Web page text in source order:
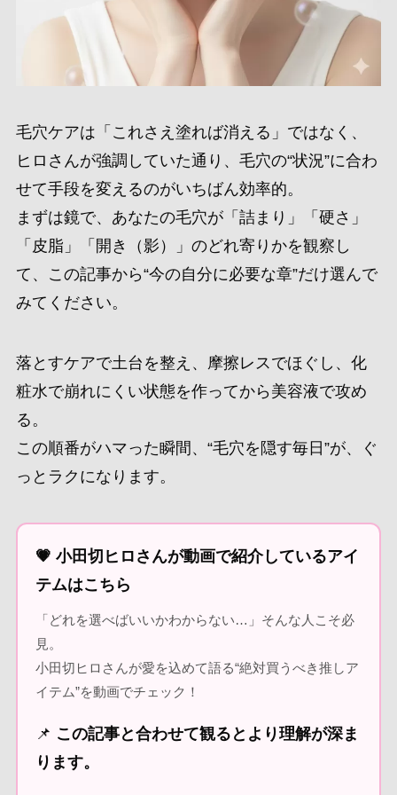
毛穴ケアは「これさえ塗れば消える」ではなく、
ヒロさんが強調していた通り、毛穴の“状況”に合わ
せて手段を変えるのがいちばん効率的。
まずは鏡で、あなたの毛穴が「詰まり」「硬さ」
「皮脂」「開き（影）」のどれ寄りかを観察し
て、この記事から“今の自分に必要な章”だけ選んで
みてください。
落とすケアで土台を整え、摩擦レスでほぐし、化
粧水で崩れにくい状態を作ってから美容液で攻め
る。
この順番がハマった瞬間、“毛穴を隠す毎日”が、ぐ
っとラクになります。
💗 小田切ヒロさんが動画で紹介しているアイ
テムはこちら
「どれを選べばいいかわからない…」そんな人こそ必
見。
小田切ヒロさんが愛を込めて語る“絶対買うべき推しア
イテム”を動画でチェック！
📌 この記事と合わせて観るとより理解が深ま
ります。